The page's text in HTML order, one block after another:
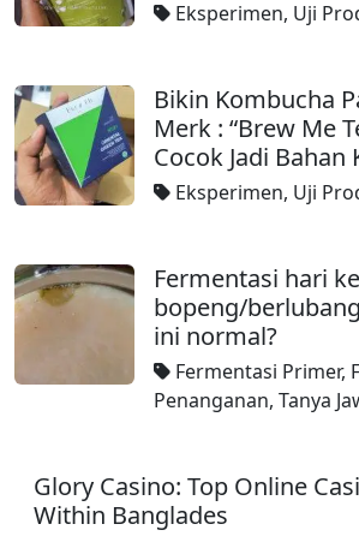
Eksperimen, Uji
Bikin Kombucha
Merk : “Brew Me
Cocok Jadi Bahan
Eksperimen, Uji
Fermentasi hari
bopeng/
ini normal?
Fermentasi Primer,
Penanganan, Tanya
Glory Casino: Top Online
Within Banglades